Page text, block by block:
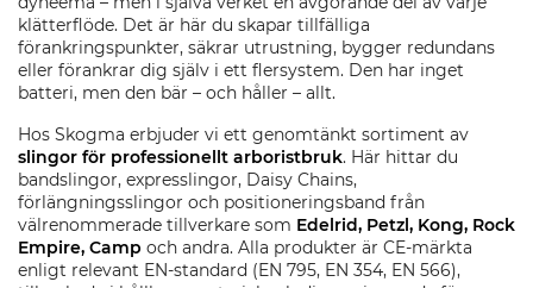
klätterflöde. Det är här du skapar tillfälliga
förankringspunkter, säkrar utrustning, bygger redundans
eller förankrar dig själv i ett flersystem. Den har inget
batteri, men den bär – och håller – allt.
Hos Skogma erbjuder vi ett genomtänkt sortiment av
slingor för professionellt arboristbruk. Här hittar du
bandslingor, expresslingor, Daisy Chains,
förlängningsslingor och positioneringsband från
välrenommerade tillverkare som Edelrid, Petzl, Kong, Rock
Empire, Camp och andra. Alla produkter är CE-märkta
enligt relevant EN-standard (EN 795, EN 354, EN 566),